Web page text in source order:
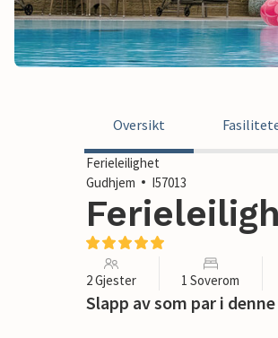
Oversikt
Ferieleilighet
Gudhjem
I57013
2 Gjester 1 Soverom
Slapp av som par i